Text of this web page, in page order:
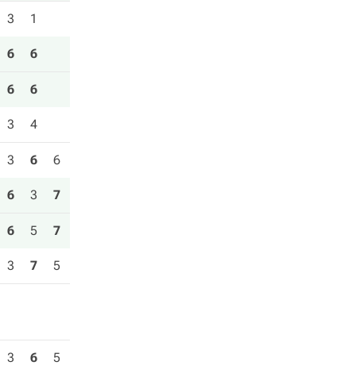
3 1
6 6
6 6
3 4
3 6 6
6 3 7
6 5 7
3 7 5
3 6 5